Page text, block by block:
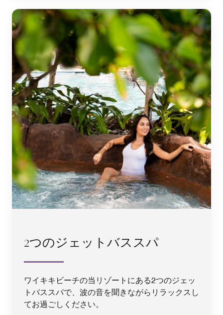
2つのジェットバススパ
ワイキキビーチの当リゾートにある2つのジェッ
トバススパで、波の音を聞きながらリラックスし
てお過ごしください。